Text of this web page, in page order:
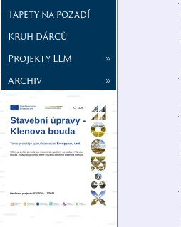
Tapety na pozadí
Kruh dárců
Projekty LLM
»
Archiv
»